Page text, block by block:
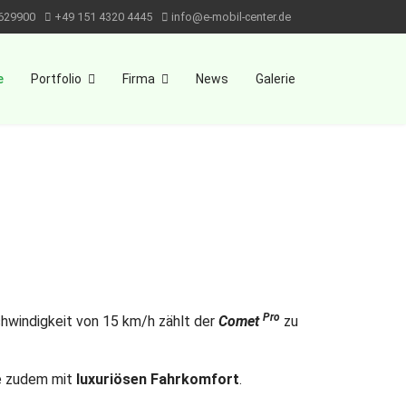
+49 151 4320 4445 info@e-mobil-center.de
Portfolio Firma News Galerie
von 15 km/h zählt der Comet Pro zu
zudem mit luxuriösen Fahrkomfort.